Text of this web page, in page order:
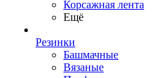
Корсажная лента
Ещё
Резинки
Башмачные
Вязаные